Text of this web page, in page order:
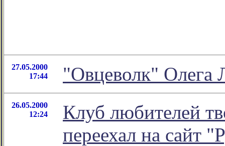
27.05.2000
17:44
"Овцеволк" Олега
26.05.2000
12:24
Клуб любителей
переехал на сайт